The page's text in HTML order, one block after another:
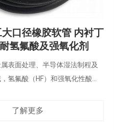
口径橡胶软管 内衬丁
氢氟酸及强氧化剂
表面处理、半导体湿法制程及
氢氟酸（HF）和强氧化性酸
挑战。氢氟酸对硅酸盐、金属
了解更多